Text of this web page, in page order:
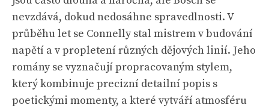
nevzdává, dokud nedosáhne spravedlnosti. V
průběhu let se Connelly stal mistrem v budování
napětí a v propletení různých dějových linií. Jeho
romány se vyznačují propracovaným stylem,
který kombinuje precizní detailní popis s
poetickými momenty, a které vytváří atmosféru